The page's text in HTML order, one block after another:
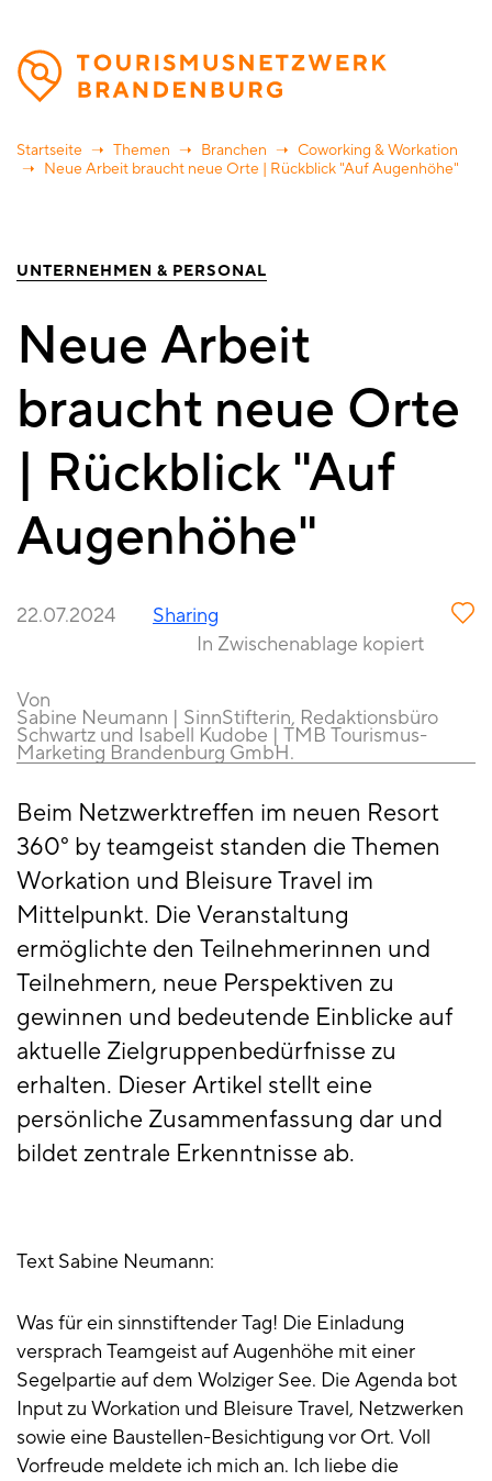
Direkt
zum
Inhalt
Startseite Themen Branchen
Coworking & Workation
Neue Arbeit braucht neue Orte | Rückblick "Auf Augenhöhe"
UNTERNEHMEN & PERSONAL
Neue Arbeit
braucht neue Orte
| Rückblick "Auf
Augenhöhe"
22.07.2024
Sharing
In Zwischenablage kopiert
Von
Sabine Neumann | SinnStifterin, Redaktionsbüro
Schwartz und Isabell Kudobe | TMB Tourismus-
Marketing Brandenburg GmbH.
Beim Netzwerktreffen im neuen Resort
360° by teamgeist standen die Themen
Workation und Bleisure Travel im
Mittelpunkt. Die Veranstaltung
ermöglichte den Teilnehmerinnen und
Teilnehmern, neue Perspektiven zu
gewinnen und bedeutende Einblicke auf
aktuelle Zielgruppenbedürfnisse zu
erhalten. Dieser Artikel stellt eine
persönliche Zusammenfassung dar und
bildet zentrale Erkenntnisse ab.
Text Sabine Neumann:
Was für ein sinnstiftender Tag! Die Einladung
versprach Teamgeist auf Augenhöhe mit einer
Segelpartie auf dem Wolziger See. Die Agenda bot
Input zu Workation und Bleisure Travel, Netzwerken
sowie eine Baustellen-Besichtigung vor Ort. Voll
Vorfreude meldete ich mich an. Ich liebe die